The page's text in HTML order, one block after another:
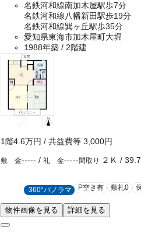
名鉄河和線南加木屋駅歩7分
名鉄河和線八幡新田駅歩19分
名鉄河和線巽ヶ丘駅歩35分
愛知県東海市加木屋町大堀
1988年築 / 2階建
1 階4.6万円 / 共益費等 3,000円
敷 金----- / 礼 金-----間取り ２Ｋ /
360°パノラマ P空き有 敷礼0
物件画像を見る 詳細を見る